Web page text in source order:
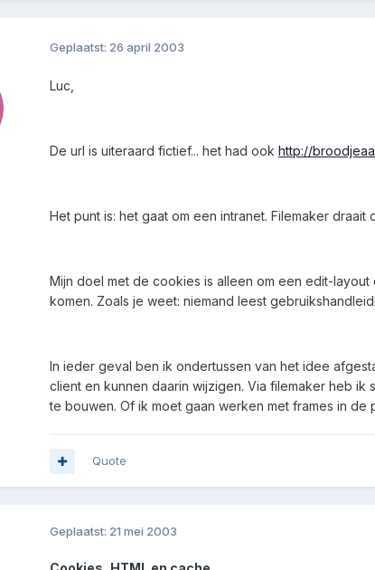
Geplaatst: 26 april 2003
Luc,
De url is uiteraard fictief... het had ook http://
Het punt is: het gaat om een intranet. Filemaker
Mijn doel met de cookies is alleen om een edit-
komen. Zoals je weet: niemand leest
In ieder geval ben ik ondertussen van het idee
client en kunnen daarin wijzigen. Via filemaker heb
te bouwen. Of ik moet gaan werken met frames in
Quote
Geplaatst: 21 mei 2003